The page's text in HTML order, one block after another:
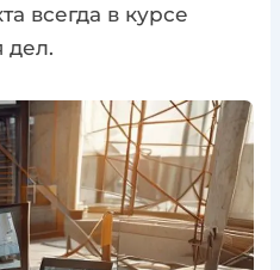
всегда в курсе
дел.